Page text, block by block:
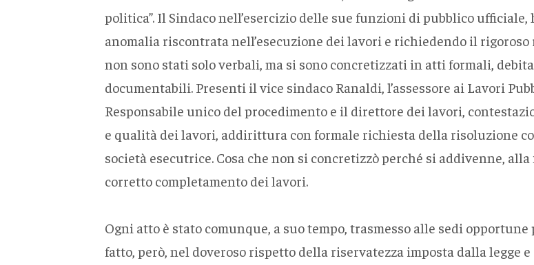
politica”. Il Sindaco nell’esercizio delle sue funzioni di pubblico
anomalia riscontrata nell’esecuzione dei lavori e richiedendo il
non sono stati solo verbali, ma si sono concretizzati in atti formali,
documentabili. Presenti il vice sindaco Ranaldi, l’assessore ai Lavori
Responsabile unico del procedimento e il direttore dei lavori,
e qualità dei lavori, addirittura con formale richiesta della risoluzione
società esecutrice. Cosa che non si concretizzò perché si addivenne,
corretto completamento dei lavori.
Ogni atto è stato comunque, a suo tempo, trasmesso alle sedi
fatto, però, nel doveroso rispetto della riservatezza imposta dalla legge